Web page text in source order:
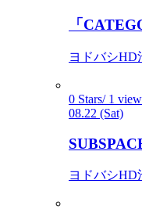
「
ヨドバシHD
0 Stars/ 1
08.22 (Sat)
ヨドバシHD